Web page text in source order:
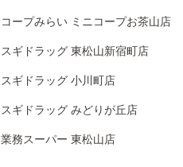
コープみらい ミニコープお茶山店
スギドラッグ 東松山新宿町店
スギドラッグ 小川町店
スギドラッグ みどりが丘店
業務スーパー 東松山店